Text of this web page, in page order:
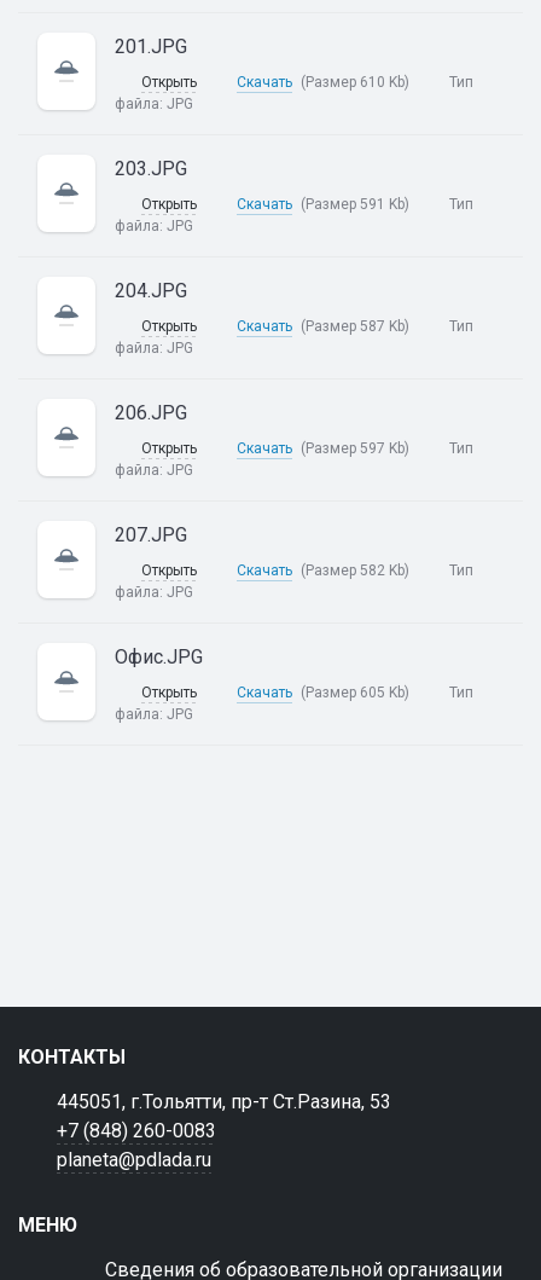
201.JPG
Открыть Скачать (Размер 610 Kb)
Тип
файла: JPG
203.JPG
Открыть Скачать (Размер 591 Kb)
Тип
файла: JPG
204.JPG
Открыть Скачать (Размер 587 Kb)
Тип
файла: JPG
206.JPG
Открыть Скачать (Размер 597 Kb)
Тип
файла: JPG
207.JPG
Открыть Скачать (Размер 582 Kb)
Тип
файла: JPG
Офис.JPG
Открыть Скачать (Размер 605 Kb)
Тип
файла: JPG
КОНТАКТЫ
445051, г.Тольятти, пр-т Ст.Разина, 53
+7 (848) 260-0083
planeta@pdlada.ru
МЕНЮ
Сведения об образовательной организации